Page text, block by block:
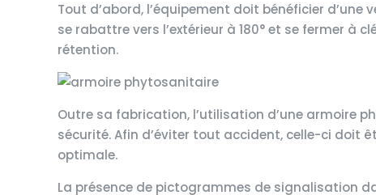
Tout d’abord, l’équipement doit bénéficier
se rabattre vers l’extérieur à 180° et se fermer à
rétention.
Outre sa fabrication, l’utilisation d’une armoire
sécurité. Afin d’éviter tout accident, celle-ci doit
optimale.
La présence de pictogrammes de signalisation